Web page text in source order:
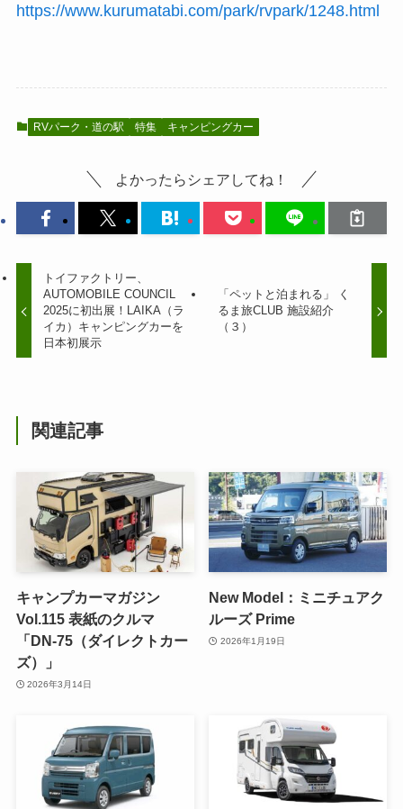
https://www.kurumatabi.com/park/rvpark/1248.html
RVパーク・道の駅 特集 キャンピングカー
よかったらシェアしてね！
トイファクトリー、
AUTOMOBILE COUNCIL
2025に初出展！LAIKA（ラ
イカ）キャンピングカーを
日本初展示
「ペットと泊まれる」 く
るま旅CLUB 施設紹介
（３）
関連記事
キャンプカーマガジン
Vol.115 表紙のクルマ
「DN-75（ダイレクトカー
ズ）」
2026年3月14日
New Model：ミニチュアク
ルーズ Prime
2026年1月19日